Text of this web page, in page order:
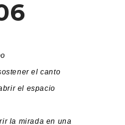
el canto
el espacio
la mirada en una